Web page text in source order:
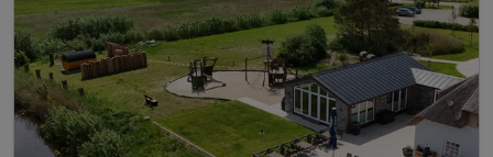
1 x Flasche Mineralwasser im Zimmer
inkl. Nutzung W-Lan
inkl. Parkplatz